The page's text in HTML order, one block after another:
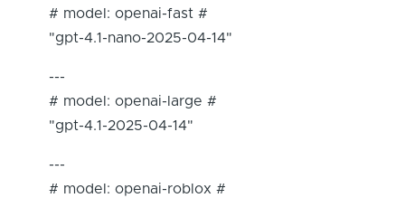
# model: openai-fast #
"gpt-4.1-nano-2025-04-14"
---
# model: openai-large #
"gpt-4.1-2025-04-14"
---
# model: openai-roblox #